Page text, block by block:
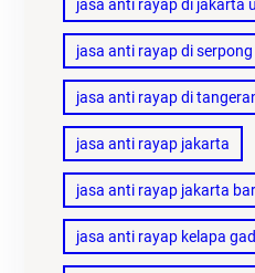
jasa anti rayap di jakarta
jasa anti rayap di serpong
jasa anti rayap di
jasa anti rayap jakarta
jasa anti rayap jakarta
jasa anti rayap kelapa